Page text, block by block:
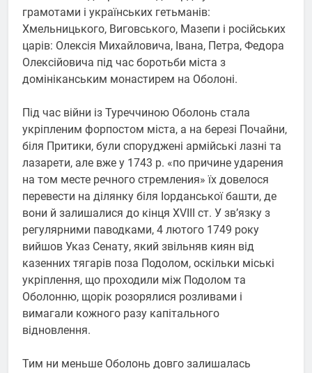
грамотами і українських гетьманів:
Хмельницького, Виговського, Мазепи і російських
царів: Олексія Михайловича, Івана, Петра, Федора
Олексійовича під час боротьби міста з
домініканським монастирем на Оболоні.
Під час війни із Туреччиною Оболонь стала
укріпленим форпостом міста, а на березі Почайни,
біля Притики, були споруджені армійські лазні та
лазарети, але вже у 1743 р. «по причине ударения
на том месте речного стремления» їх довелося
перевести на ділянку біля Іорданської башти, де
вони й залишалися до кінця XVIII ст. У зв’язку з
регулярними паводками, 4 лютого 1749 року
вийшов Указ Сенату, який звільняв киян від
казенних тягарів поза Подолом, оскільки міські
укріплення, що проходили між Подолом та
Оболонню, щорік розорялися розливами і
вимагали кожного разу капітального
відновлення.
Тим ни меньше Оболонь довго залишалась